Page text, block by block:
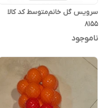
سرویس گل خانم‌متوسط کد کالا
۸۱۵۵
ناموجود